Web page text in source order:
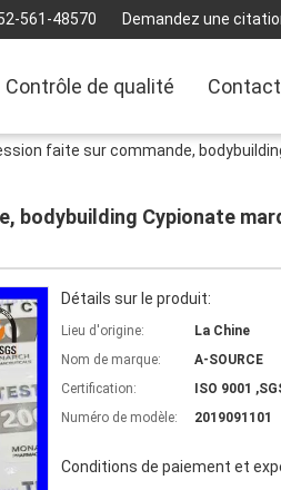
561-48570 Demandez une
Contrôle de qualité
faite sur commande,
bodybuilding Cypionate
Détails sur le produit:
Lieu d'origine:
La Chine
Nom de marque:
A-SOURCE
Certification:
ISO 9001
Numéro de modèle:
2019091101
Conditions de paiement et